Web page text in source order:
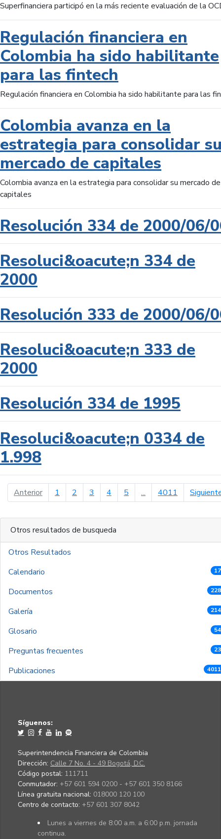
Superfinanciera participó en la más reciente evaluación de la
Regulación financiera en
Colombia ha sido habilitante
para las fintech
Regulación financiera en Colombia ha sido habilitante para las
Colombia avanza en la
estrategia para consolidar
mercado de capitales
Colombia avanza en la estrategia para consolidar su mercado de
capitales
Resolución 334 de 2000/06/
Resoluci&oacute;n 334 de
2000
Resolución 333 de 2000/06/
Resoluci&oacute;n 333 de
2000
Resolución 334 de 1995
Resoluci&oacute;n 0334 de
1.998
Anteriorpágina anterior
1 2 3 4 5 ... 4011
Otros resultados de busqueda
Otros Resultados
Calendario
Documentos
Galería
Glosario
Preguntas frecuentes
Publicaciones
Síguenos:
Superintendencia Financiera de Colombia
Dirección: Calle 7 No. 4 - 49 Bogotá, D.C.
Código postal: 111711
Conmutador: +57 601 594 0200 - +57 601 350 8166
Línea gratuita nacional: 018000 120 100
Centro de contacto: +57 601 307 8042
Lunes a viernes de 8:00 a.m. a 6:00 p.m. jornada
continua.